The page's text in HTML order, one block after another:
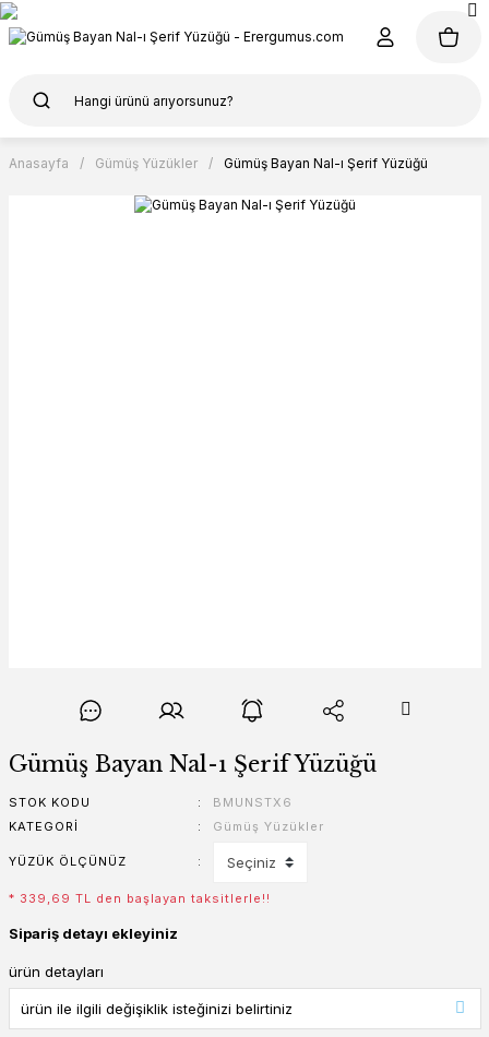
Anasayfa Gümüş Yüzükler Gümüş Bayan Nal-ı Şerif Yüzüğü
Gümüş Bayan Nal-ı Şerif Yüzüğü
STOK KODU
BMUNSTX6
KATEGORI
Gümüş Yüzükler
YÜZÜK ÖLÇÜNÜZ
* 339,69 TL den başlayan taksitlerle!!
Sipariş detayı ekleyiniz
ürün detayları